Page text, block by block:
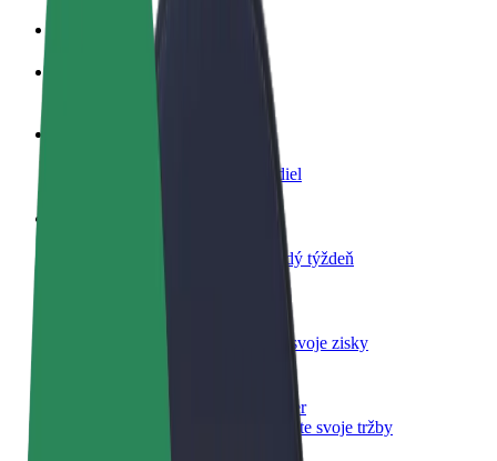
Zarábajte podľa vlastných pravidiel
Doručujte jedlo a zarábajte si každý týždeň
Oslovte viac zákazníkov a zvýšte svoje zisky
Zaregistrujte sa ako flotilový partner
Pridajte svoju flotilu k Boltu a zvýšte svoje tržby